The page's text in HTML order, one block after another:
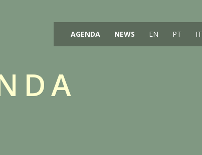
AGENDA NEWS EN PT IT